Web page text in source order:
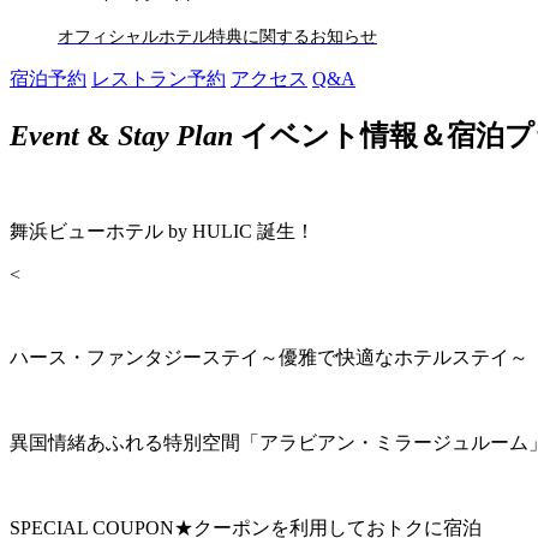
オフィシャルホテル特典に関するお知らせ
宿泊予約 レストラン予約 アクセス Q&A
Event& Stay Plan イベント情報＆宿泊
舞浜ビューホテル by HULIC 誕生！
<
ハース・ファンタジーステイ～優雅で快適なホテルステイ～
異国情緒あふれる特別空間「アラビアン・ミラージュルーム
SPECIAL COUPON★クーポンを利用しておトクに宿泊